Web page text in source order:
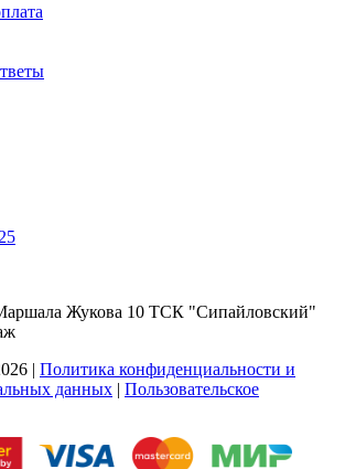
Жукова 10 ТСК "Сипайловский"
| Политика конфиденциальности и
данных | Пользовательское